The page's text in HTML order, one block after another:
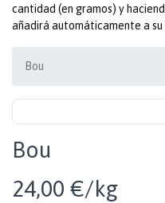
cantidad (en gramos) y
añadirá automáticamente a su
Bou
Bou
24,00 €/kg